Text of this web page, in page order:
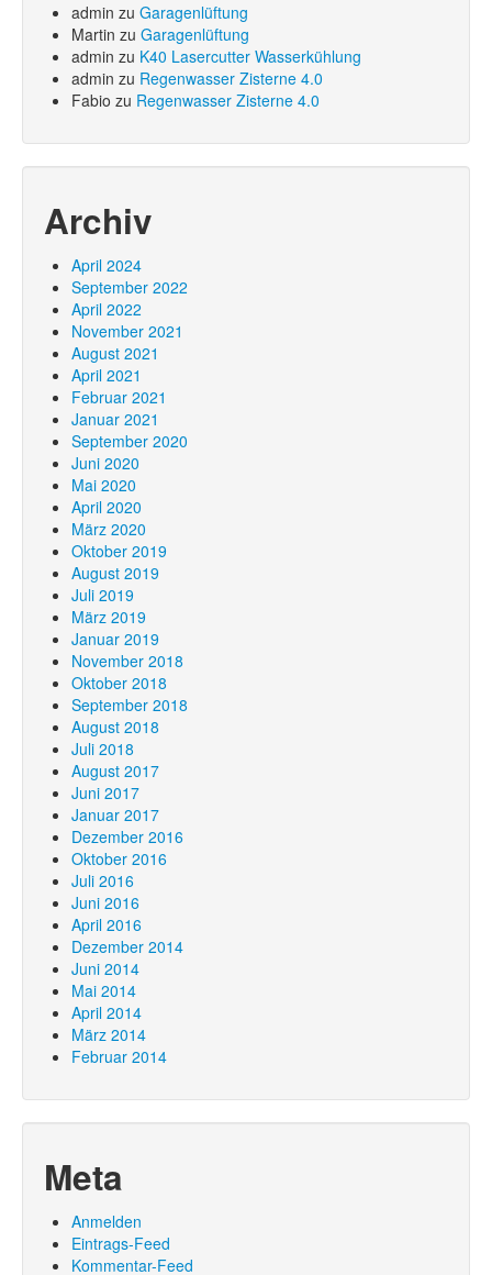
admin zu Garagenlüftung
Martin zu Garagenlüftung
admin zu K40 Lasercutter Wasserkühlung
admin zu Regenwasser Zisterne 4.0
Fabio zu Regenwasser Zisterne 4.0
Archiv
April 2024
September 2022
April 2022
November 2021
August 2021
April 2021
Februar 2021
Januar 2021
September 2020
Juni 2020
Mai 2020
April 2020
März 2020
Oktober 2019
August 2019
Juli 2019
März 2019
Januar 2019
November 2018
Oktober 2018
September 2018
August 2018
Juli 2018
August 2017
Juni 2017
Januar 2017
Dezember 2016
Oktober 2016
Juli 2016
Juni 2016
April 2016
Dezember 2014
Juni 2014
Mai 2014
April 2014
März 2014
Februar 2014
Meta
Anmelden
Eintrags-Feed
Kommentar-Feed